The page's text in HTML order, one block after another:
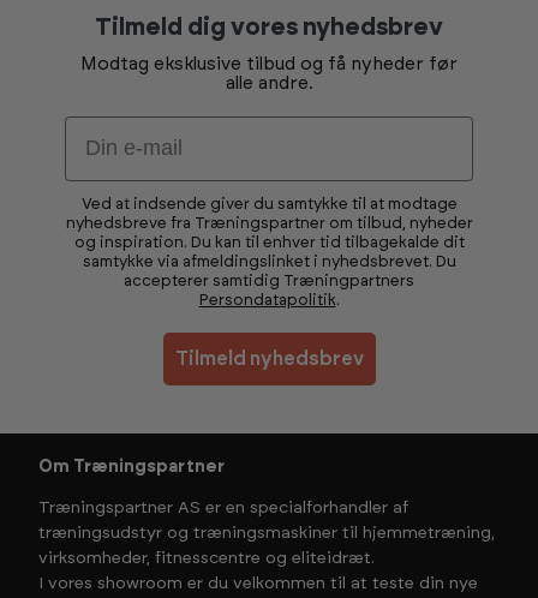
Tilmeld dig vores nyhedsbrev
Modtag eksklusive tilbud og få nyheder før
alle andre.
Email
Ved at indsende giver du samtykke til at modtage
nyhedsbreve fra Træningspartner om tilbud, nyheder
og inspiration. Du kan til enhver tid tilbagekalde dit
samtykke via afmeldingslinket i nyhedsbrevet. Du
accepterer samtidig Træningpartners
Persondatapolitik.
Tilmeld nyhedsbrev
Om Træningspartner
Træningspartner AS er en specialforhandler af
træningsudstyr og træningsmaskiner til hjemmetræning,
virksomheder, fitnesscentre og eliteidræt.
I vores showroom er du velkommen til at teste din nye